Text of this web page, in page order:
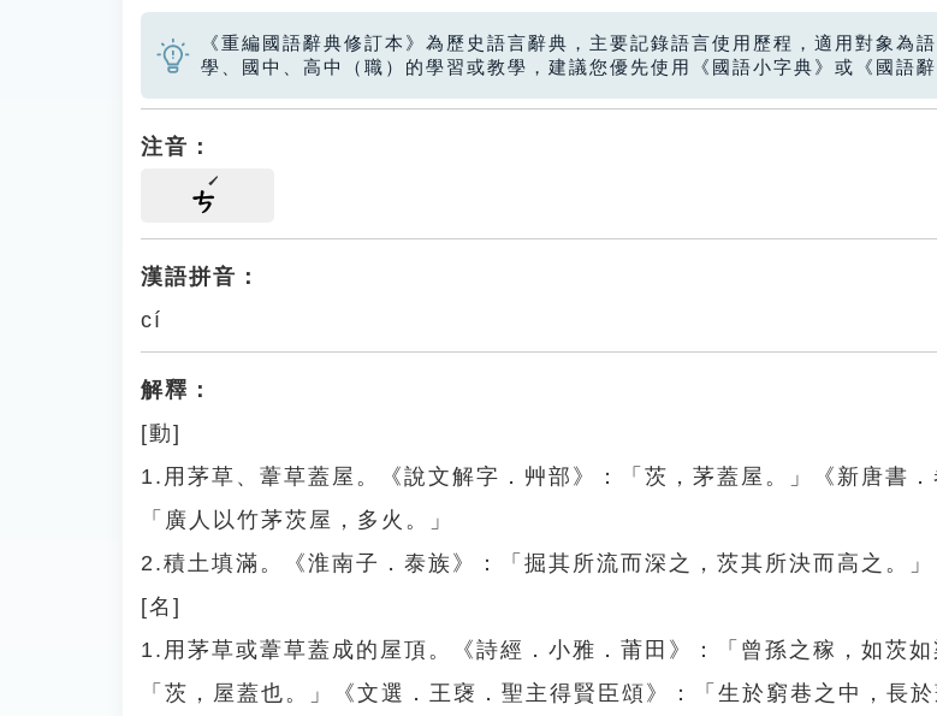
《重編國語辭典修訂本》為歷史語言辭典，主要記錄語言使用歷程，適用對象為
學、國中、高中（職）的學習或教學，建議您優先使用《國語小字典》或《國語辭
注音：
ㄘ
漢語拼音：
cí
解釋：
[動]
1.用茅草、葦草蓋屋。《說文解字．艸部》：「茨，茅蓋屋。」《新唐書．
「廣人以竹茅茨屋，多火。」
2.積土填滿。《淮南子．泰族》：「掘其所流而深之，茨其所決而高之。」
[名]
1.用茅草或葦草蓋成的屋頂。《詩經．小雅．莆田》：「曾孫之稼，如茨如
「茨，屋蓋也。」《文選．王襃．聖主得賢臣頌》：「生於窮巷之中，長於